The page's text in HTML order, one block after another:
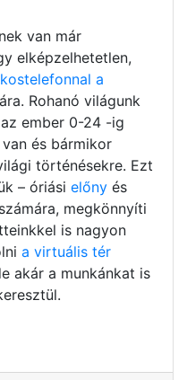
van már
elképzelhetetlen,
a
Rohanó világunk
ember 0-24 -ig
és bármikor
történésekre. Ezt
– óriási előny és
megkönnyíti
is nagyon
a virtuális tér
akár a munkánkat is